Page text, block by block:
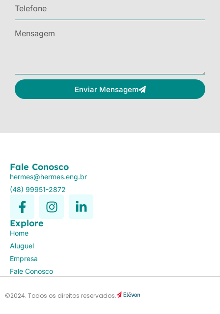
Enviar Mensagem
Fale Conosco
hermes@hermes.eng.br
(48) 99951-2872
Explore
Home
Aluguel
Empresa
Fale Conosco
©2024. Todos os direitos reservados.